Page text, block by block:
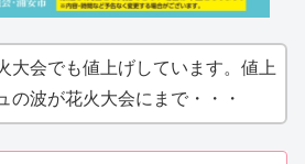
大会でも値上げしています。値上
の波が花火大会にまで・・・